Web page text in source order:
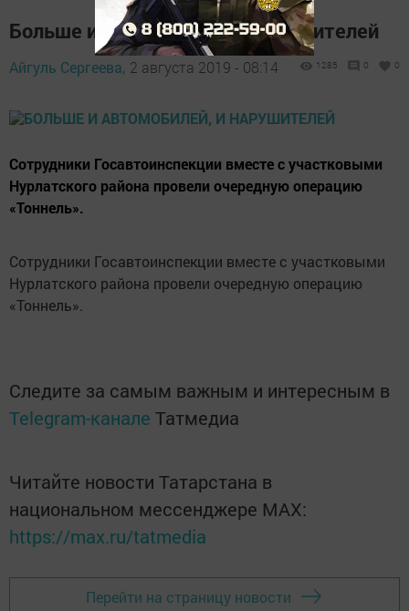
Больше и автомобилей, и нарушителей
Айгуль Сергеева, 2 августа 2019 - 08:14 1285 0 0
Сотрудники Госавтоинспекции вместе с участковыми
Нурлатского района провели очередную операцию
«Тоннель».
Сотрудники Госавтоинспекции вместе с участковыми
Нурлатского района провели очередную операцию
«Тоннель».
Следите за самым важным и интересным в
Telegram-канале Татмедиа
Читайте новости Татарстана в
национальном мессенджере MАХ:
https://max.ru/tatmedia
Перейти на страницу новости